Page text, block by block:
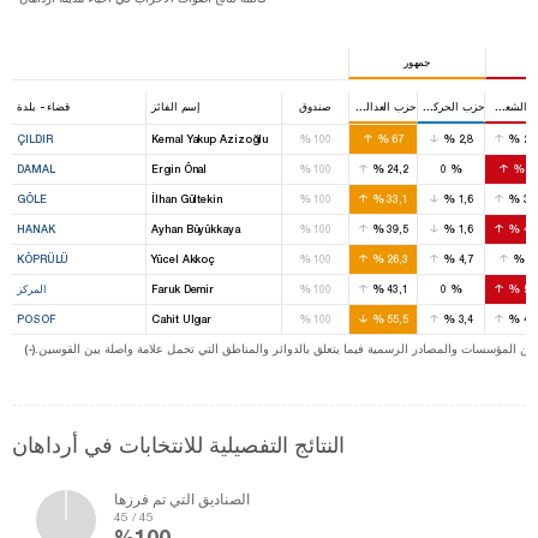
جمهور
قضاء - بلدة إسم الفائز صندوق حزب الحركة القومية
ÇILDIR Kemal Yakup Azizoğlu %100 %67 %2,8 %
DAMAL Ergin Önal %100 %24,2 % %
GÖLE İlhan Gültekin %100 %33,1 %1,6 %
HANAK Ayhan Büyükkaya %100 %39,5 %1,6 %
KÖPRÜLÜ Yücel Akkoç %100 %26,3 %4,7 %
المركز Faruk Demir %100 %43,1 % %
POSOF Cahit Ulgar %100 %55,5 %3,4 %
المؤسسات والمصادر الرسمية فيما يتعلق بالدوائر والمناطق التي تحمل علامة واصلة بين القوسين
النتائج التفصيلية للانتخابات في أرداهان
الصناديق التي تم فرزها
45 / 45